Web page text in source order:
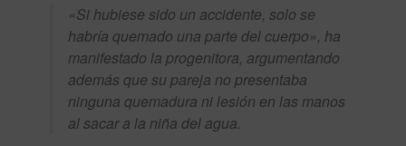
«Si hubiese sido un accidente, solo se
habría quemado una parte del cuerpo», ha
manifestado la progenitora, argumentando
además que su pareja no presentaba
ninguna quemadura ni lesión en las manos
al sacar a la niña del agua.